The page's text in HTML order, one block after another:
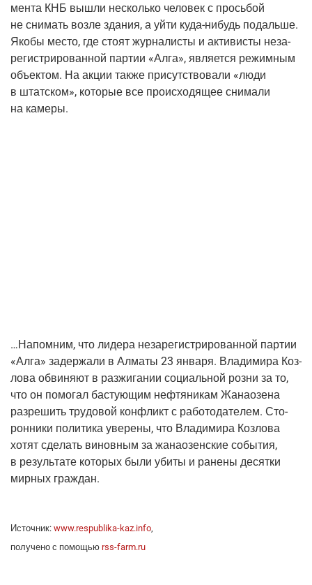
мен­та КНБ вышли несколь­ко чело­век с прось­бой
не сни­мать воз­ле зда­ния, а уйти куда-нибудь подаль­ше.
Яко­бы место, где сто­ят жур­на­ли­сты и акти­ви­сты неза­
ре­ги­стри­ро­ван­ной пар­тии «Алга», явля­ет­ся режим­ным
объ­ек­том. На акции так­же при­сут­ство­ва­ли «люди
в штат­ском», кото­рые все про­ис­хо­дя­щее сни­ма­ли
на камеры.
…Напом­ним, что лиде­ра неза­ре­ги­стри­ро­ван­ной пар­тии
«Алга» задер­жа­ли в Алма­ты 23 янва­ря. Вла­ди­ми­ра Коз­
ло­ва обви­ня­ют в раз­жи­га­нии соци­аль­ной роз­ни за то,
что он помо­гал басту­ю­щим неф­тя­ни­кам Жана­о­зе­на
раз­ре­шить тру­до­вой кон­фликт с рабо­то­да­те­лем. Сто­
рон­ни­ки поли­ти­ка уве­ре­ны, что Вла­ди­ми­ра Коз­ло­ва
хотят сде­лать винов­ным за жана­о­зен­ские собы­тия,
в резуль­та­те кото­рых были уби­ты и ране­ны десят­ки
мир­ных граждан.
Источ­ник: www.respublika-kaz.info,
полу­че­но с помо­щью rss-farm.ru